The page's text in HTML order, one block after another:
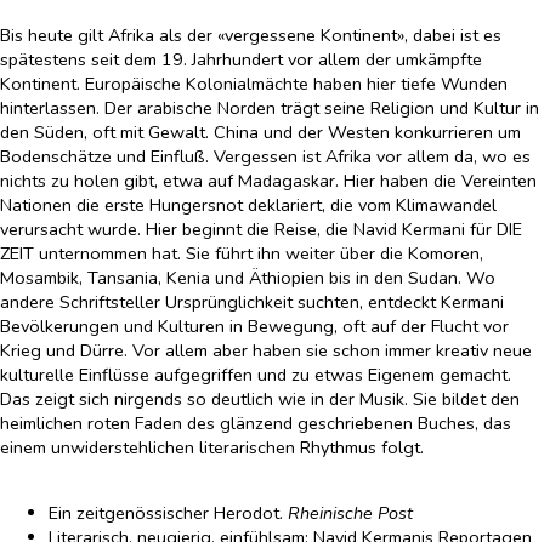
Bis heute gilt Afrika als der «vergessene Kontinent», dabei ist es
spätestens seit dem 19. Jahrhundert vor allem der umkämpfte
Kontinent. Europäische Kolonialmächte haben hier tiefe Wunden
hinterlassen. Der arabische Norden trägt seine Religion und Kultur in
den Süden, oft mit Gewalt. China und der Westen konkurrieren um
Bodenschätze und Einfluß. Vergessen ist Afrika vor allem da, wo es
nichts zu holen gibt, etwa auf Madagaskar. Hier haben die Vereinten
Nationen die erste Hungersnot deklariert, die vom Klimawandel
verursacht wurde. Hier beginnt die Reise, die Navid Kermani für DIE
ZEIT unternommen hat. Sie führt ihn weiter über die Komoren,
Mosambik, Tansania, Kenia und Äthiopien bis in den Sudan. Wo
andere Schriftsteller Ursprünglichkeit suchten, entdeckt Kermani
Bevölkerungen und Kulturen in Bewegung, oft auf der Flucht vor
Krieg und Dürre. Vor allem aber haben sie schon immer kreativ neue
kulturelle Einflüsse aufgegriffen und zu etwas Eigenem gemacht.
Das zeigt sich nirgends so deutlich wie in der Musik. Sie bildet den
heimlichen roten Faden des glänzend geschriebenen Buches, das
einem unwiderstehlichen literarischen Rhythmus folgt.
Ein zeitgenössischer Herodot. Rheinische Post